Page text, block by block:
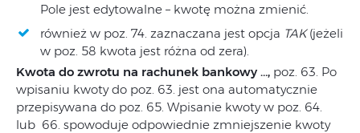
Pole jest edytowalne – kwotę można zmienić.
również w poz. 74. zaznaczana jest opcja TAK(jeżeli
w poz. 58 kwota jest różna od zera).
Kwota do zwrotu na rachunek bankowy …, poz. 63. Po
wpisaniu kwoty do poz. 63. jest ona automatycznie
przepisywana do poz. 65. Wpisanie kwoty w poz. 64.
lub 66. spowoduje odpowiednie zmniejszenie kwoty